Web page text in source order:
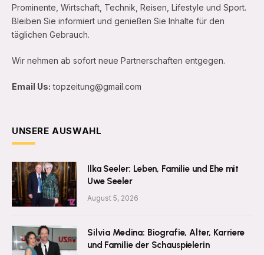
Prominente, Wirtschaft, Technik, Reisen, Lifestyle und Sport.
Bleiben Sie informiert und genießen Sie Inhalte für den
täglichen Gebrauch.
Wir nehmen ab sofort neue Partnerschaften entgegen.
Email Us: topzeitung@gmail.com
UNSERE AUSWAHL
Ilka Seeler: Leben, Familie und Ehe mit
Uwe Seeler
August 5, 2026
Silvia Medina: Biografie, Alter, Karriere
und Familie der Schauspielerin